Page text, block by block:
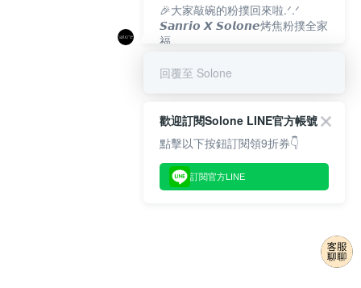
🎉大家敲碗的粉撲回來啦.ᐟ‪‪.ᐟ
𝙎𝙖𝙣𝙧𝙞𝙤 𝙓 𝙎𝙤𝙡𝙤𝙣𝙚烤焦粉撲全家
福
回覆至 Solone
歡迎訂閱Solone LINE官方帳號
點擊以下按鈕訂閱領9折券👇
訂閱官方LINE